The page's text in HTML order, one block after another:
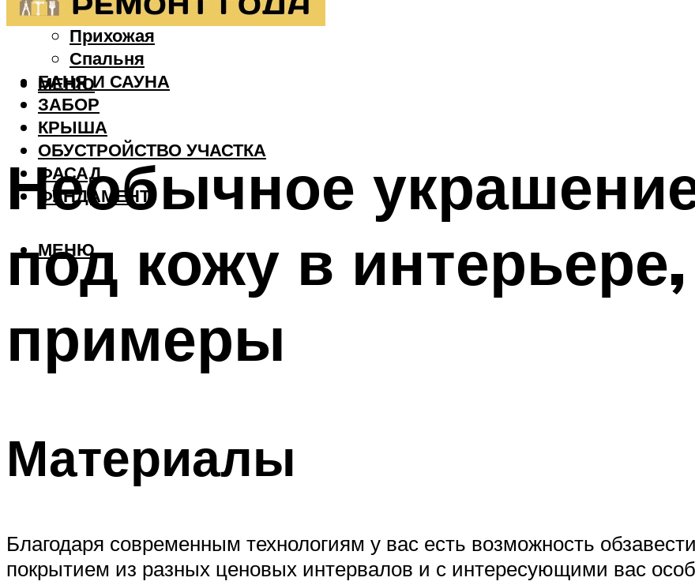
Кухня
Прихожая
Спальня
БАНЯ И САУНА
ЗАБОР
КРЫША
ОБУСТРОЙСТВО УЧАСТКА
ФАСАД
ФУНДАМЕНТ
МЕНЮ
МЕНЮ
Необычное
под кожу в
примеры
Материалы
Благодаря современным технологиям у вас есть возможность
покрытием из разных ценовых интервалов и с интересующими вас